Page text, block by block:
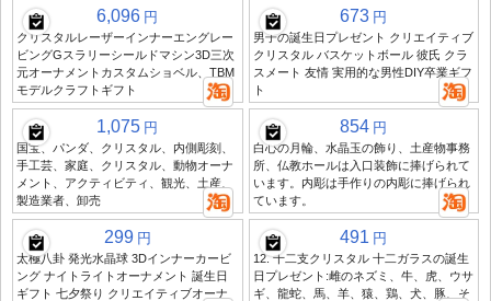
6,096 円
クリスタルレーザーインナーエングレー
ビングGスラリーシールドマシン3D三次
元オーナメントカスタムショベル、TBM
モデルクラフトギフト
673 円
男子の誕生日プレゼント クリエイティブ
クリスタル バスケットボール 彼氏 クラ
スメート 友情 実用的な男性DIY卒業ギフ
ト
1,075 円
国宝、パンダ、クリスタル、内側彫刻、
手工芸、家庭、クリスタル、動物オーナ
メント、アクティビティ、観光、土産、
製造業者、卸売
854 円
白心の月輪、水晶玉の飾り、土産物事務
所、仏教ホールは入口装飾に捧げられて
います。内彫は手作りの内彫に捧げられ
ています。
299 円
太極八卦 発光水晶球 3Dインナーカービ
ング ナイトライトオーナメント 誕生日
ギフト 七夕祭り クリエイティブオーナ
491 円
12. 十二支クリスタル 十二ガラスの誕生
日プレゼント:雌のネズミ、牛、虎、ウサ
ギ、龍蛇、馬、羊、猿、鶏、犬、豚、そ